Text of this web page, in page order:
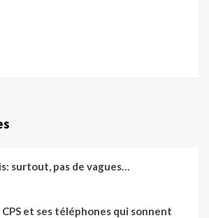
surtout, pas de vagues…
CPS et ses téléphones qui sonnent